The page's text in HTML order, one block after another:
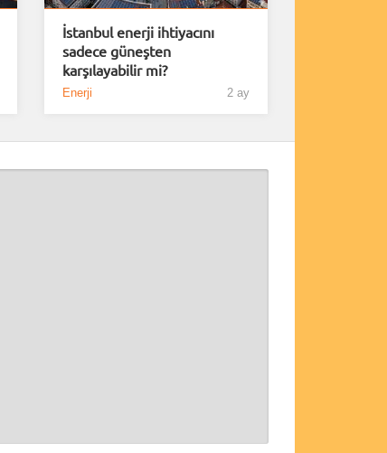
İstanbul enerji ihtiyacını
sadece güneşten
karşılayabilir mi?
Enerji 2 ay